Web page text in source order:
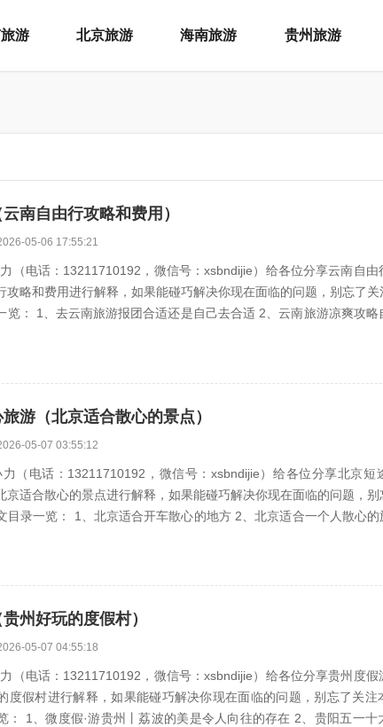
游 北京旅游 海南旅游 贵州旅游
南自由行攻略和费用）
05-06 17:55:21
（电话：13211710192，微信号：xsbndijie）给各位分享云南自由
攻略和费用进行解释，如果能碰巧解决你现在面临的问题，别忘了
云南旅游报团合适还是自己去合适 2、云南旅游凉爽攻略自由行最佳路线
游（北京适合散心的景点）
05-07 03:55:12
（电话：13211710192，微信号：xsbndijie）给各位分享北京短
京适合散心的景点进行解释，如果能碰巧解决你现在面临的问题，别
、北京适合开车散心的地方 2、北京适合一个人散心的旅游地方 3、北
州好玩的度假村）
05-07 04:55:18
（电话：13211710192，微信号：xsbndijie）给各位分享贵州度假
度假村进行解释，如果能碰巧解决你现在面临的问题，别忘了关注
度假·游贵州丨荔波的美是令人向往的存在 2、贵阳五一十大热门旅游景点